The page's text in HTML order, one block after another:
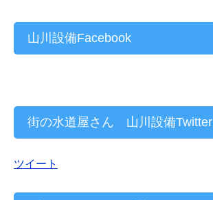
山川設備Facebook
街の水道屋さん 山川設備Twitter
ツイート